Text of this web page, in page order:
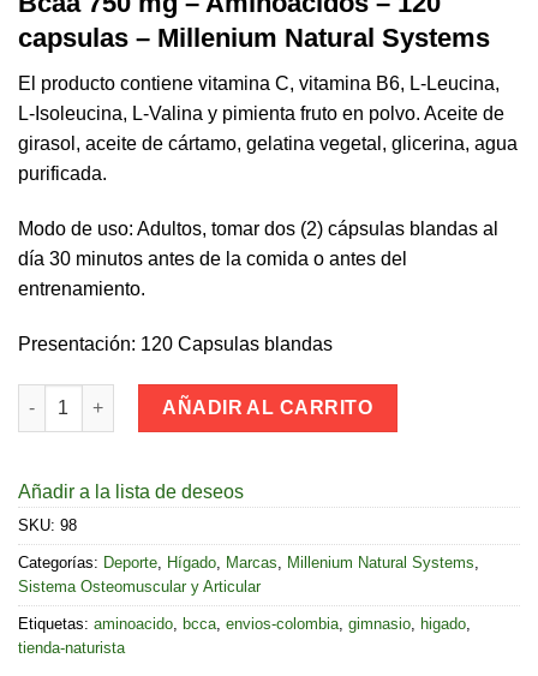
capsulas – Millenium Natural Systems
El producto contiene vitamina C, vitamina B6, L-Leucina,
L-Isoleucina, L-Valina y pimienta fruto en polvo. Aceite de
girasol, aceite de cártamo, gelatina vegetal, glicerina, agua
purificada.
Modo de uso: Adultos, tomar dos (2) cápsulas blandas al
día 30 minutos antes de la comida o antes del
entrenamiento.
Presentación: 120 Capsulas blandas
Bcaa 750 mg. Aminoacidos (120 caps.) Millenium Natural
AÑADIR AL CARRITO
Añadir a la lista de deseos
SKU: 98
Categorías: Deporte Hígado Marcas Millenium Natural Systems
Sistema Osteomuscular y Articular
Etiquetas: aminoacido bcca envios-colombia gimnasio higado
tienda-naturista